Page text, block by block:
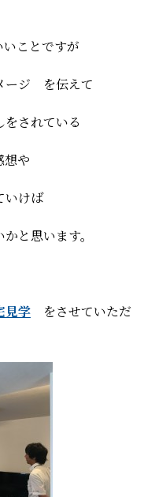
ことですが
ージ を伝えて
されている
想や
いけば
と思います。
見学をさせていただ